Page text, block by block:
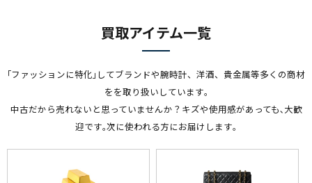
買取アイテム一覧
｢ファッションに特化｣してブランドや腕時計、洋酒、貴金属等多くの商材
をを取り扱いしています｡
中古だから売れないと思っていませんか？キズや使用感があっても､大歓
迎です｡次に使われる方にお届けします｡